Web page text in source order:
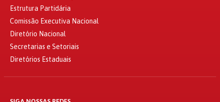
Estrutura Partidária
Comissão Executiva Nacional
Diretório Nacional
Secretarias e Setoriais
Diretórios Estaduais